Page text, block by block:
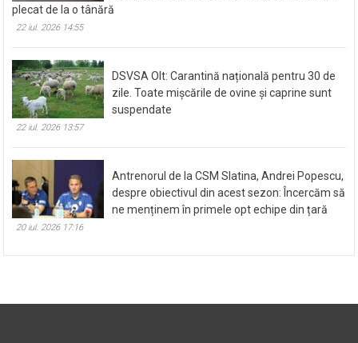
plecat de la o tânără
22 iul. 2026 14:55
DSVSA Olt: Carantină națională pentru 30 de
zile. Toate mișcările de ovine și caprine sunt
suspendate
22 iul. 2026 13:57
Antrenorul de la CSM Slatina, Andrei Popescu,
despre obiectivul din acest sezon: Încercăm să
ne menținem în primele opt echipe din țară
20 iul. 2026 17:16